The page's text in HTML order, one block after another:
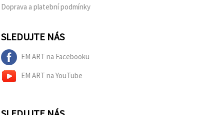
Doprava a platební podmínky
SLEDUJTE NÁS
EM ART na Facebooku
EM ART na YouTube